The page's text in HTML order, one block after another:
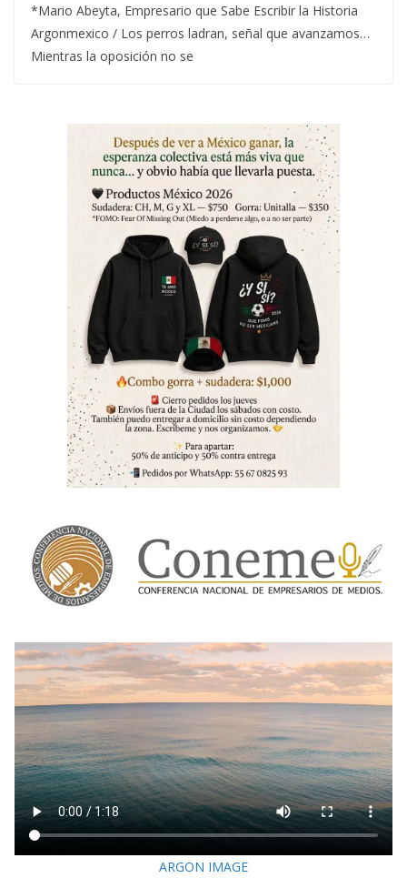
*Mario Abeyta, Empresario que Sabe Escribir la Historia
Argonmexico / Los perros ladran, señal que avanzamos…
Mientras la oposición no se
ARGON IMAGE